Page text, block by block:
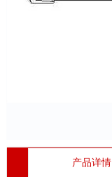
产品详情